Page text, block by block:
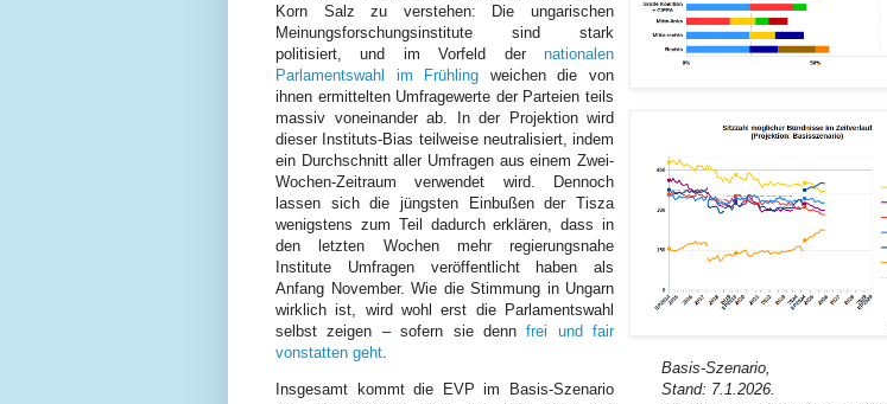
Basis-Szenario,
Stand: 7.1.2026.
Korn Salz zu verstehen: Die ungarischen
Meinungsforschungsinstitute sind stark
politisiert, und im Vorfeld der nationalen
Parlamentswahl im Frühling weichen die von
ihnen ermittelten Umfragewerte der Parteien teils
massiv voneinander ab. In der Projektion wird
dieser Instituts-Bias teilweise neutralisiert, indem
ein Durchschnitt aller Umfragen aus einem Zwei-
Wochen-Zeitraum verwendet wird. Dennoch
lassen sich die jüngsten Einbußen der Tisza
wenigstens zum Teil dadurch erklären, dass in
den letzten Wochen mehr regierungsnahe
Institute Umfragen veröffentlicht haben als
Anfang November. Wie die Stimmung in Ungarn
wirklich ist, wird wohl erst die Parlamentswahl
selbst zeigen – sofern sie dennfrei und fair
vonstatten geht
Insgesamt kommt die EVP im Basis-Szenario